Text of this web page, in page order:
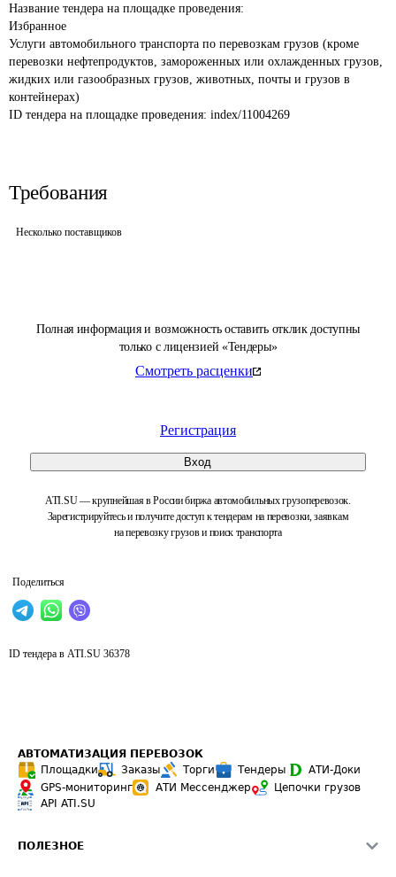
Полная информация и возможность оставить отклик доступны
только с лицензией «Тендеры»
Смотреть расценки
Регистрация
Вход
ATI.SU — крупнейшая в России биржа автомобильных грузоперевозок.
Зарегистрируйтесь и получите доступ к тендерам на перевозки, заявкам
на перевозку грузов и поиск транспорта
Поделиться
Название тендера на площадке проведения:
Избранное
Услуги автомобильного транспорта по перевозкам грузов (кроме
перевозки нефтепродуктов, замороженных или охлажденных грузов,
жидких или газообразных грузов, животных, почты и грузов в
контейнерах)
ID тендера на площадке проведения: index/11004269
Требования
Несколько поставщиков
ID тендера в ATI.SU 36378
АВТОМАТИЗАЦИЯ ПЕРЕВОЗОК
Площадки
Заказы Торги Тендеры
АТИ-Доки
GPS-мониторинг
АТИ Мессенджер
Цепочки грузов
API ATI.SU
ПОЛЕЗНОЕ